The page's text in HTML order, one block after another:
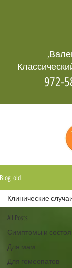
Гомеопатия -
Blog_old
All Posts
Симптомы и
Для мам
Для гомеопатов
Клинические